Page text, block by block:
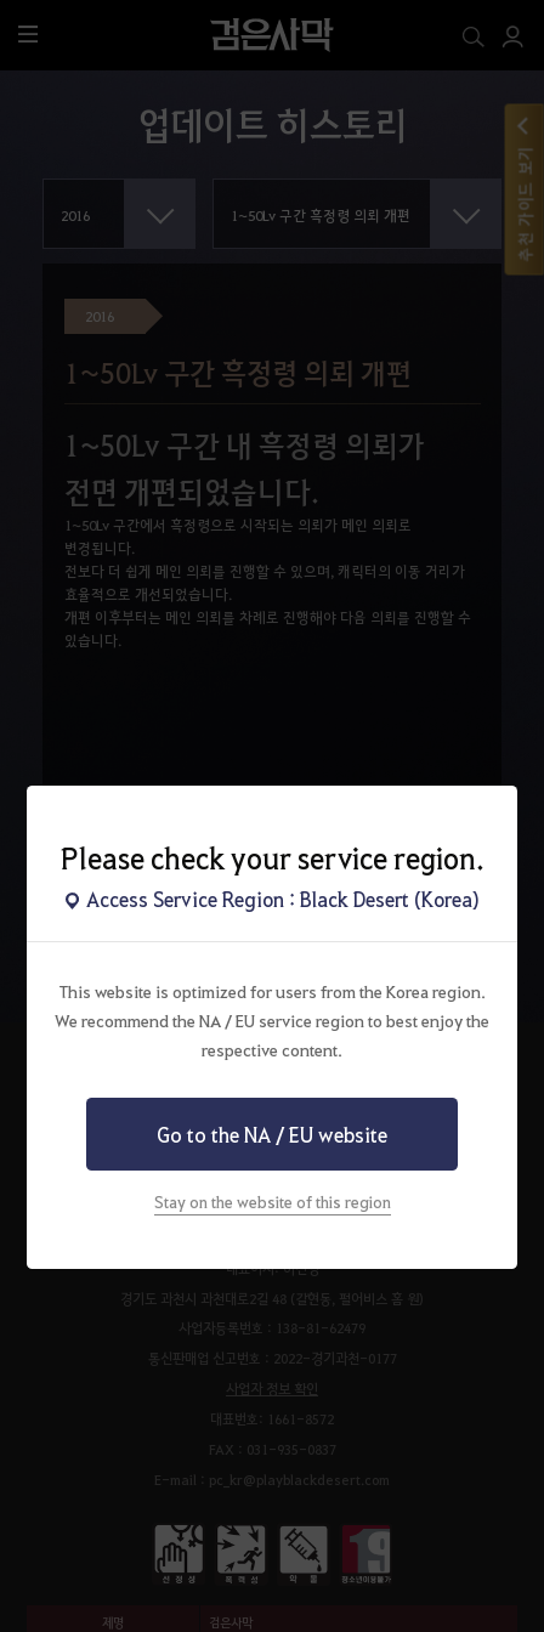
Please check your service region.
Access Service Region : Black Desert (Korea)
This website is optimized for users from the Korea region.
We recommend the NA / EU service region to best enjoy the
respective content.
Go to the NA / EU website
Stay on the website of this region
전
체
업데이트 히스토리
2016
1~50Lv 구간 흑정령 의뢰 개편
1~50Lv 구간 내 흑정령 의뢰가
전면 개편되었습니다.
1~50Lv 구간에서 흑정령으로 시작되는 의뢰가 메인 의뢰로
변경됩니다.
전보다 더 쉽게 메인 의뢰를 진행할 수 있으며, 캐릭터의 이동 거리가
효율적으로 개선되었습니다.
개편 이후부터는 메인 의뢰를 차례로 진행해야 다음 의뢰를 진행할 수
있습니다.
펄어비스 서비스 이용약관 검은사막 서비스 이용약관
대표이사: 허진영
경기도 과천시 과천대로2길 48 (갈현동, 펄어비스 홈 원)
사업자등록번호 : 138-81-62479
통신판매업 신고번호 : 2022-경기과천-0177
사업자 정보 확인
대표번호: 1661-8572
FAX : 031-935-0837
E-mail : pc_kr@playblackdesert.com
제명 검은사막
추천 가이드 보기